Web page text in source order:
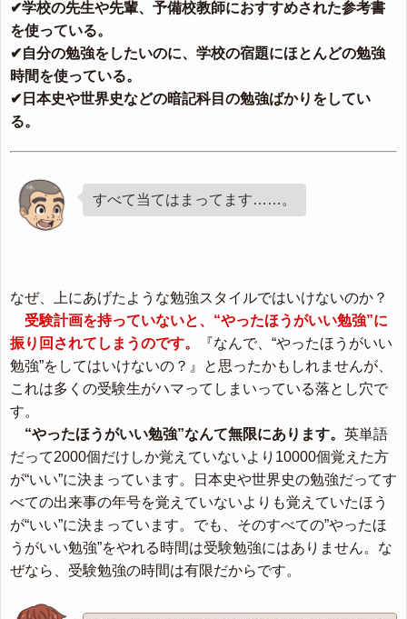
✔学校の先生や先輩、予備校教師におすすめされた参考書
を使っている。
✔自分の勉強をしたいのに、学校の宿題にほとんどの勉強
時間を使っている。
✔日本史や世界史などの暗記科目の勉強ばかりをしてい
る。
すべて当てはまってます……。
なぜ、上にあげたような勉強スタイルではいけないのか？
受験計画を持っていないと、“やったほうがいい勉強”に
振り回されてしまうのです。
『なんで、“やったほうがいい
勉強”をしてはいけないの？』と思ったかもしれませんが、
これは多くの受験生がハマってしまいっている落とし穴で
す。
“やったほうがいい勉強”なんて無限にあります。 英単語
だって2000個だけしか覚えていないより10000個覚えた方
が“いい”に決まっています。日本史や世界史の勉強だってす
べての出来事の年号を覚えていないよりも覚えていたほう
が“いい”に決まっています。でも、そのすべての”やったほ
うがいい勉強”をやれる時間は受験勉強にはありません。な
ぜなら、受験勉強の時間は有限だからです。